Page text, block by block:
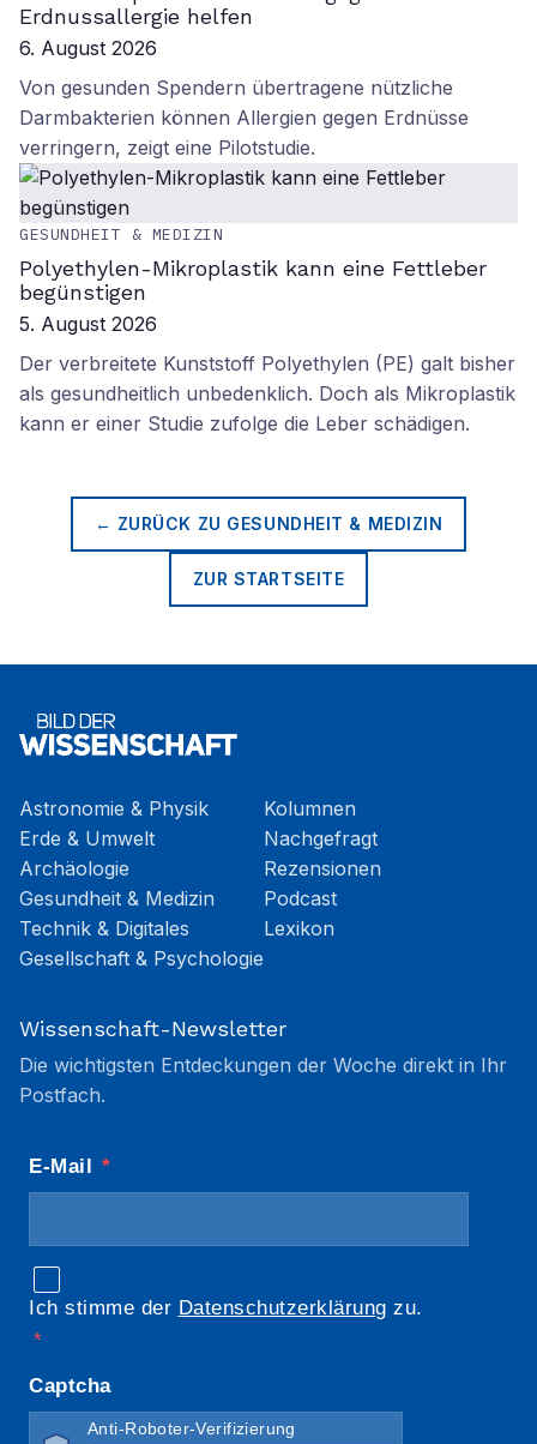
Erdnussallergie helfen
6. August 2026
Von gesunden Spendern übertragene nützliche
Darmbakterien können Allergien gegen Erdnüsse
verringern, zeigt eine Pilotstudie.
GESUNDHEIT & MEDIZIN
Polyethylen-Mikroplastik kann eine Fettleber
begünstigen
5. August 2026
Der verbreitete Kunststoff Polyethylen (PE) galt bisher
als gesundheitlich unbedenklich. Doch als Mikroplastik
kann er einer Studie zufolge die Leber schädigen.
← ZURÜCK ZU GESUNDHEIT & MEDIZIN
ZUR STARTSEITE
Astronomie & Physik
Erde & Umwelt
Archäologie
Gesundheit & Medizin
Technik & Digitales
Gesellschaft & Psychologie
Kolumnen
Nachgefragt
Rezensionen
Podcast
Lexikon
Wissenschaft-Newsletter
Die wichtigsten Entdeckungen der Woche direkt in Ihr
Postfach.